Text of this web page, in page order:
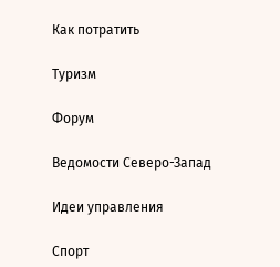
Как потратить
Туризм
Форум
Ведомости Северо-Запад
Идеи управления
Спорт